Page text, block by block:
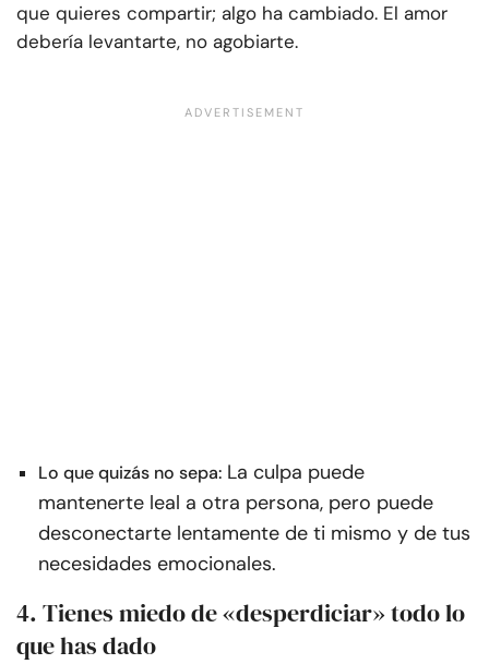
que quieres compartir; algo ha cambiado. El amor
debería levantarte, no agobiarte.
Lo que quizás no sepa: La culpa puede
mantenerte leal a otra persona, pero puede
desconectarte lentamente de ti mismo y de tus
necesidades emocionales.
4. Tienes miedo de «desperdiciar» todo lo
que has dado